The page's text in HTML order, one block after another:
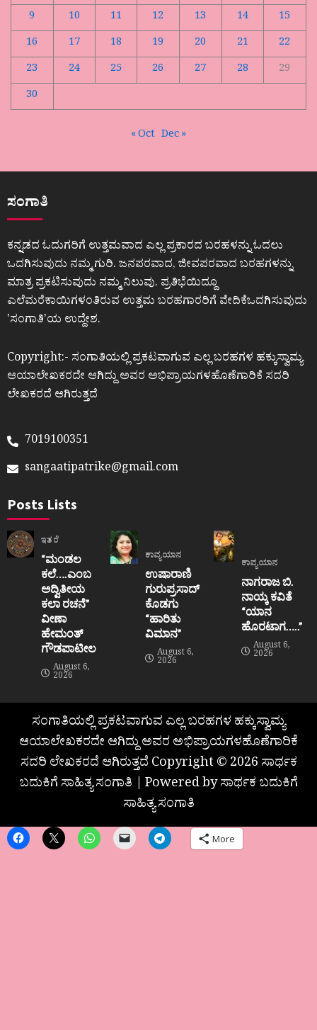
9
10 11 12 13 14
15
16
17 18 19 20 21
22
23
24 25 26 27 28
29
30
« Oct Dec »
ಸಂಗಾತಿ
ಕನ್ನಡದ ಓದುಗರಿಗೆ ಉತ್ತಮವಾದ ಎಲ್ಲ ಪ್ರಕಾರದ ಬರಹಳನ್ನು ಓದಲು
ಒದಗಿಸುವುದು ನಮ್ಮ ಗುರಿ. ಜನಪರವಾದ, ಜೀವಪರವಾದ ಬರಹಗಳನ್ನು
ಮಾತ್ರ ಪ್ರಕಟಿಸುವುದು ನಮ್ಮ ನಿಲುವು. ಪ್ರತಿಭೆಯಿದ್ದೂ
ಎಲೆಮರೆಕಾಯಿಗಳಂತಿರುವ ಉತ್ತಮ ಬರಹಗಾರರಿಗೆ ವೇದಿಕೆಒದಗಿಸುವುದು
ʼಸಂಗಾತಿʼಯ ಉದ್ದೇಶ.
Copyright:- ಸಂಗಾತಿಯಲ್ಲಿ ಪ್ರಕಟವಾಗುವ ಎಲ್ಲ ಬರಹಗಳ ಹಕ್ಕುಸ್ವಾಮ್ಯ
ಆಯಾಲೇಖಕರದೇ ಆಗಿದ್ದು ಅವರ ಅಭಿಪ್ರಾಯಗಳಹೊಣೆಗಾರಿಕೆ ಸದರಿ
ಲೇಖಕರದೆ ಆಗಿರುತ್ತದೆ
7019100351
sangaatipatrike@gmail.com
Posts Lists
ಇತರೆ
“ಮಂಡಲ
ಕಲೆ….ಎಂಬ
ಅದ್ವಿತೀಯ
ಕಲಾ ರಚನೆ”‌
ವೀಣಾ
ಹೇಮಂತ್‌
ಗೌಡಪಾಟೀಲ
August 6,
2026
ಕಾವ್ಯಯಾನ
ಉಷಾರಾಣಿ
ಗುರುಪ್ರಸಾದ್
ಕೊಡಗು
“ಹಾರಿತು
ವಿಮಾನ”
August 6,
2026
ಕಾವ್ಯಯಾನ
ನಾಗರಾಜ ಬಿ.
ನಾಯ್ಕ ಕವಿತೆ
“ಯಾನ
ಹೊರಟಾಗ…..”
August 6,
2026
ಸಂಗಾತಿಯಲ್ಲಿ ಪ್ರಕಟವಾಗುವ ಎಲ್ಲ ಬರಹಗಳ ಹಕ್ಕುಸ್ವಾಮ್ಯ
ಆಯಾಲೇಖಕರದೇ ಆಗಿದ್ದು ಅವರ ಅಭಿಪ್ರಾಯಗಳಹೊಣೆಗಾರಿಕೆ
ಸದರಿ ಲೇಖಕರದೆ ಆಗಿರುತ್ತದೆ Copyright © 2026 ಸಾರ್ಥಕ
ಬದುಕಿಗೆ ಸಾಹಿತ್ಯ ಸಂಗಾತಿ | Powered by ಸಾರ್ಥಕ ಬದುಕಿಗೆ
ಸಾಹಿತ್ಯ ಸಂಗಾತಿ
More